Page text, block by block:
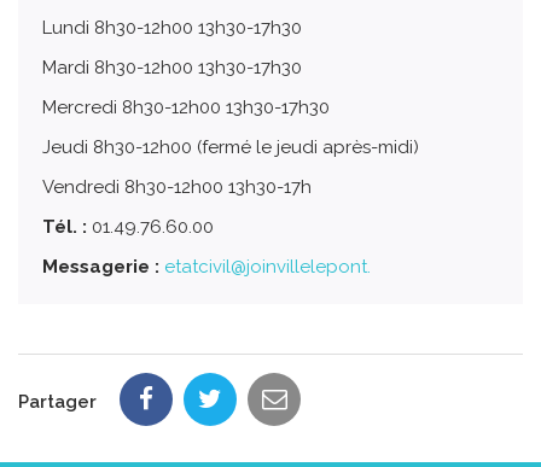
Lundi 8h30-12h00 13h30-17h30
Mardi 8h30-12h00 13h30-17h30
Mercredi 8h30-12h00 13h30-17h30
Jeudi 8h30-12h00 (fermé le jeudi après-midi)
Vendredi 8h30-12h00 13h30-17h
Tél. : 01.49.76.60.00
Messagerie : etatcivil@joinvillelepont.
Partager